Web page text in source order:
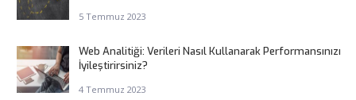
5 Temmuz 2023
Web Analitiği: Verileri Nasıl Kullanarak Performansınızı
İyileştirirsiniz?
4 Temmuz 2023